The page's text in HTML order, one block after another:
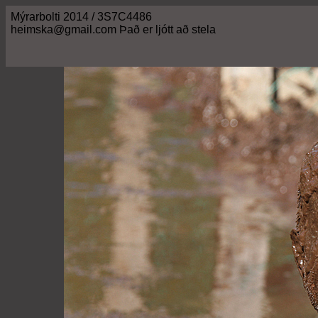
Mýrarbolti 2014 / 3S7C4486
heimska@gmail.com Það er ljótt að stela